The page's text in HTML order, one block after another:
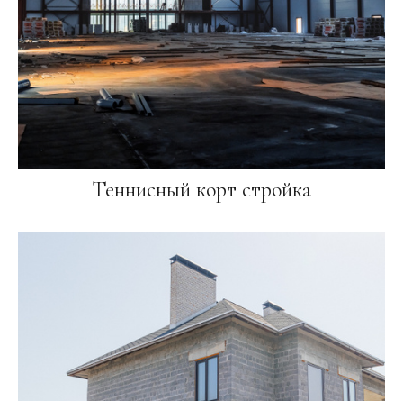
Теннисный корт стройка